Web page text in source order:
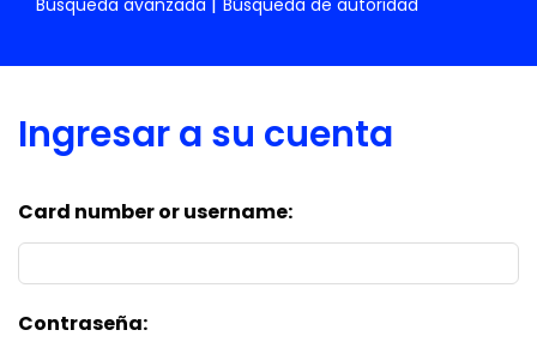
Búsqueda avanzada
Búsqueda de autoridad
Ingresar a su cuenta
Card number or username:
Contraseña: